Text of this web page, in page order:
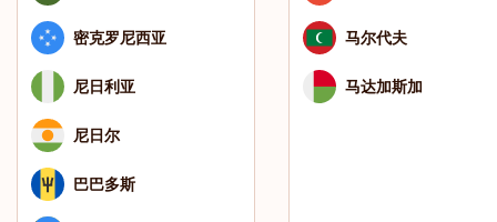
密克罗尼西亚
尼日利亚
尼日尔
巴巴多斯
马尔代夫
马达加斯加